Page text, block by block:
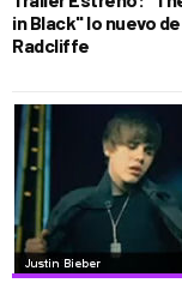
in Black" lo nuevo
Radcliffe